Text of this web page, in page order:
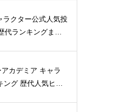
ラクター公式人気投
代ランキングまと
カデミア キャラ
ング 歴代人気ヒー